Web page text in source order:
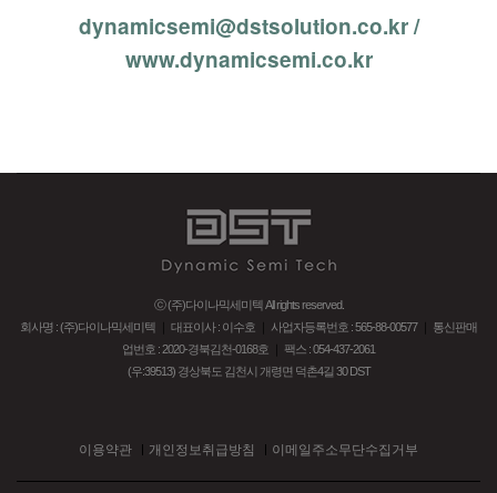
dynamicsemi@dstsolution.co.kr /
www.dynamicsemi.co.kr
ⓒ (주)다이나믹세미텍 All rights reserved.
회사명 : (주)다이나믹세미텍
대표이사 : 이수호 사업자등록번호 : 565-88-00577｜ 통신판매
업번호 : 2020-경북김천-0168호
팩스 : 054-437-2061
(우:39513) 경상북도 김천시 개령면 덕촌4길 30 DST
이용약관 개인정보취급방침 이메일주소무단수집거부